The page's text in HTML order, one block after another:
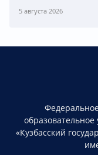
5 августа 2026
«Кузбасский